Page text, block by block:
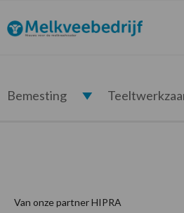
de
hoofdnavigatie
de
hoofd
de
eerste
de
voettekst
Melkveebedrijf.nl
Bemesting
Van onze partner HIPRA